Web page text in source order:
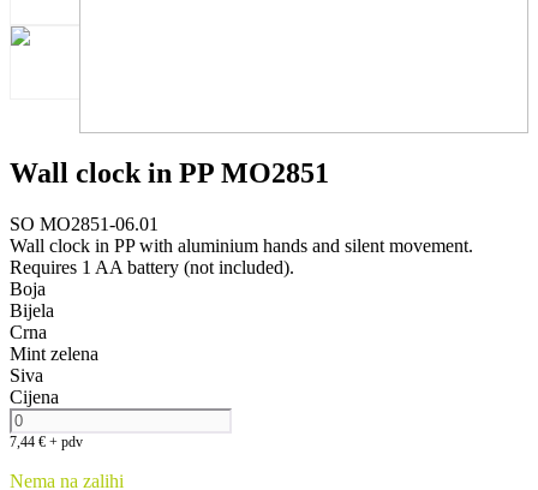
Wall clock in PP MO2851
SO MO2851-06.01
Wall clock in PP with aluminium hands and silent movement.
Requires 1 AA battery (not included).
Boja
Bijela
Crna
Mint zelena
Siva
Cijena
7,44 € + pdv
Nema na zalihi